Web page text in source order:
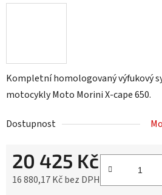
Kompletní homologovaný výfukový
motocykly Moto Morini X-cape 650.
Dostupnost
20 425 Kč
16 880,17 Kč bez DPH